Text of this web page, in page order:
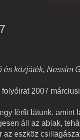
és közjáték, Nessim
2007
férfit látunk, amint
áll az ablak,
az eszköz